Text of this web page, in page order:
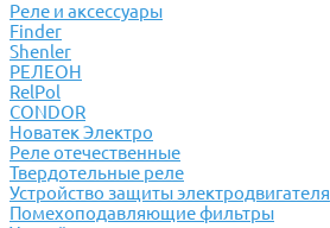
Реле и аксессуары
Finder
Shenler
РЕЛЕОН
RelPol
CONDOR
Новатек Электро
Реле отечественные
Твердотельные реле
Устройство защиты электродвигателя
Помехоподавляющие фильтры